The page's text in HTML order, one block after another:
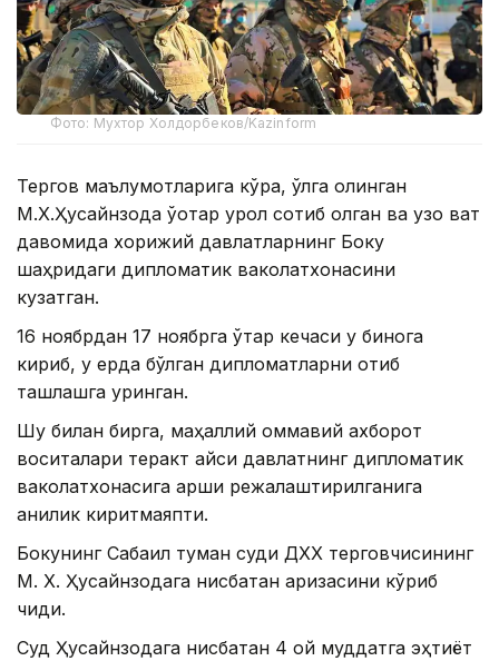
Фото: Мухтор Холдорбеков/Kazinform
Тергов маълумотларига кўра, қўлга олинган
М.Х.Ҳусайнзода ўқотар қурол сотиб олган ва узоқ вақт
давомида хорижий давлатларнинг Боку
шаҳридаги дипломатик ваколатхонасини
кузатган.
16 ноябрдан 17 ноябрга ўтар кечаси у бинога
кириб, у ерда бўлган дипломатларни отиб
ташлашга уринган.
Шу билан бирга, маҳаллий оммавий ахборот
воситалари теракт қайси давлатнинг дипломатик
ваколатхонасига қарши режалаштирилганига
аниқлик киритмаяпти.
Бокунинг Сабаил туман суди ДХХ терговчисининг
М. Х. Ҳусайнзодага нисбатан аризасини кўриб
чиқди.
Суд Ҳусайнзодага нисбатан 4 ой муддатга эҳтиёт